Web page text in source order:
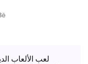
لعب الألعاب